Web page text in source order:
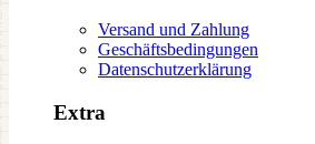
Versand und Zahlung
Geschäftsbedingungen
Datenschutzerklärung
Extra